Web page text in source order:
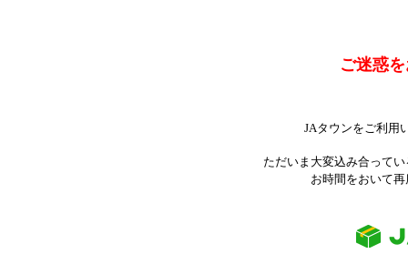
ご迷惑
JAタウンをご利用
ただいま大変込み合って
お時間をおいて